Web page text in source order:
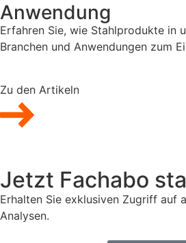
Anwendung
Erfahren Sie, wie Stahlprodukte in
Branchen und Anwendungen zum
Zu den Artikeln
Jetzt Fachabo
Erhalten Sie exklusiven Zugriff auf
Analysen.